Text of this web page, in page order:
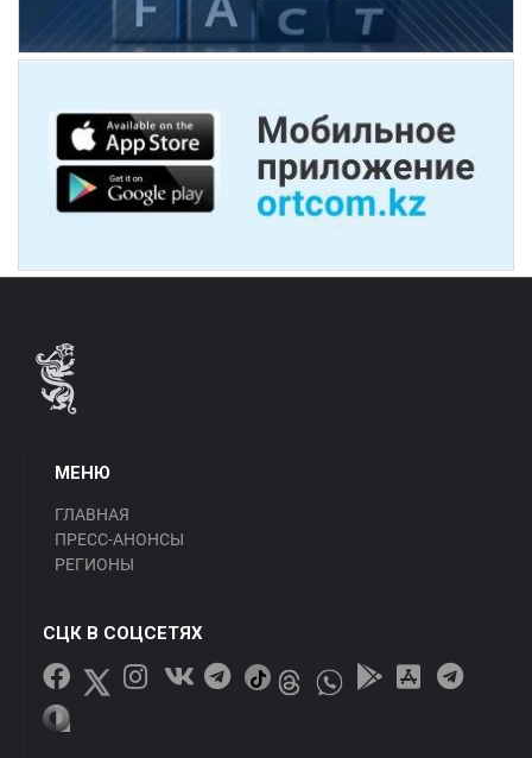
МЕНЮ
ГЛАВНАЯ
ПРЕСС-АНОНСЫ
РЕГИОНЫ
СЦК В СОЦСЕТЯХ